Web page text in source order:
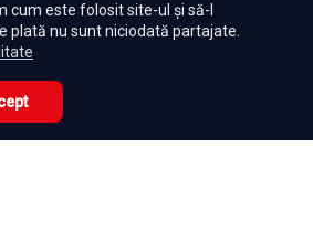
cum este folosit site-ul și să-l
plată nu sunt niciodată partajate.
Filme